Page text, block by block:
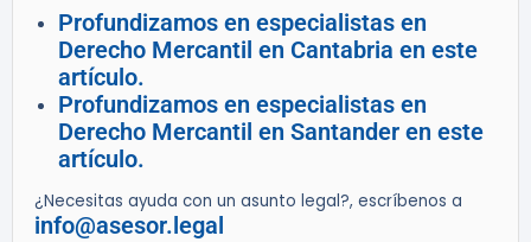
Profundizamos en especialistas en
Derecho Mercantil en Cantabria en este
artículo.
Profundizamos en especialistas en
Derecho Mercantil en Santander en este
artículo.
¿Necesitas ayuda con un asunto legal?, escríbenos a
info@asesor.legal